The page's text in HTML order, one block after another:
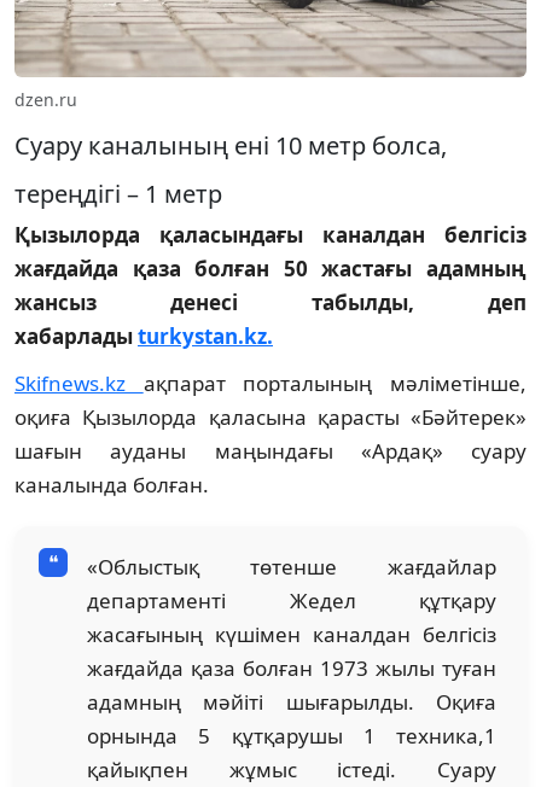
dzen.ru
Суару каналының ені 10 метр болса,
тереңдігі – 1 метр
Қызылорда қаласындағы каналдан белгісіз
жағдайда қаза болған 50 жастағы адамның
жансыз денесі табылды, деп
хабарладыturkystan.kz.
Skifnews.kz ақпарат порталының мәліметінше,
оқиға Қызылорда қаласына қарасты «Бәйтерек»
шағын ауданы маңындағы «Ардақ» суару
каналында болған.
«Облыстық төтенше жағдайлар
департаменті Жедел құтқару
жасағының күшімен каналдан белгісіз
жағдайда қаза болған 1973 жылы туған
адамның мәйіті шығарылды. Оқиға
орнында 5 құтқарушы 1 техника,1
қайықпен жұмыс істеді. Суару